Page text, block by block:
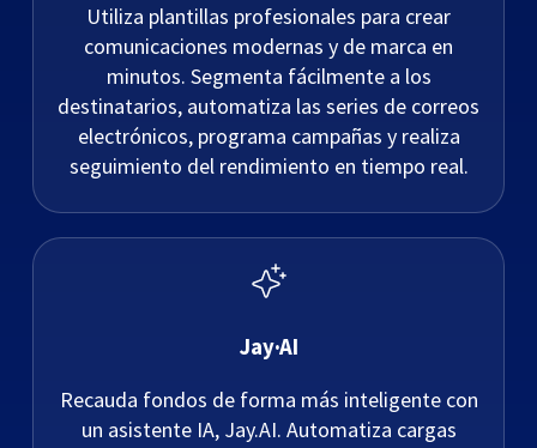
Utiliza plantillas profesionales para crear
comunicaciones modernas y de marca en
minutos. Segmenta fácilmente a los
destinatarios, automatiza las series de correos
electrónicos, programa campañas y realiza
seguimiento del rendimiento en tiempo real.
Jay·AI
Recauda fondos de forma más inteligente con
un asistente IA, Jay.AI. Automatiza cargas